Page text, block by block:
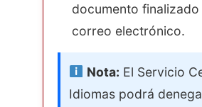
documento
correo electrónico.
Nota: El Servicio
Idiomas podrá